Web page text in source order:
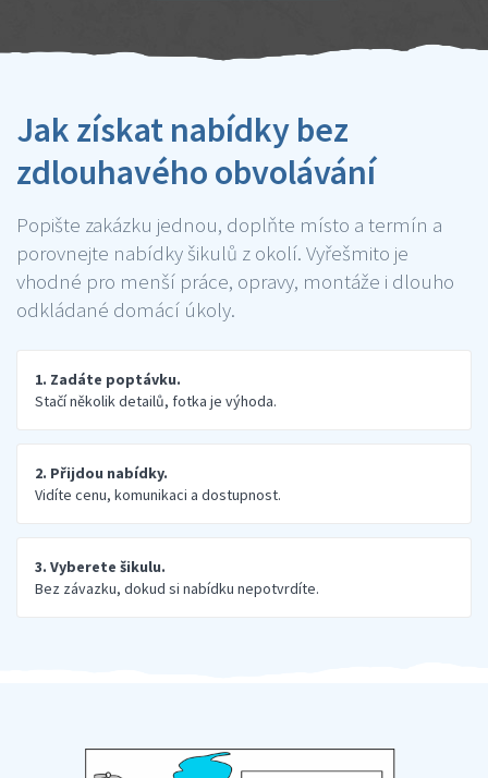
Jak získat nabídky bez
zdlouhavého obvolávání
Popište zakázku jednou, doplňte místo a termín a
porovnejte nabídky šikulů z okolí. Vyřešmito je
vhodné pro menší práce, opravy, montáže i dlouho
odkládané domácí úkoly.
1. Zadáte poptávku.
Stačí několik detailů, fotka je výhoda.
2. Přijdou nabídky.
Vidíte cenu, komunikaci a dostupnost.
3. Vyberete šikulu.
Bez závazku, dokud si nabídku nepotvrdíte.